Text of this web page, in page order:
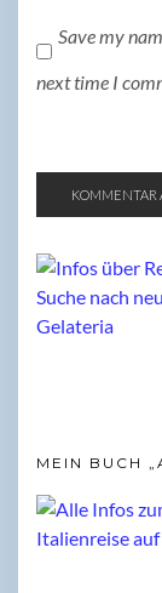
Save my
next time I
MEIN BUCH